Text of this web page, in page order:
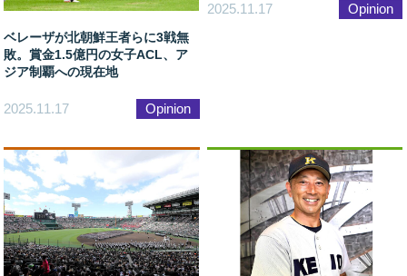
ベレーザが北朝鮮王者らに3戦無
敗。賞金1.5億円の女子ACL、ア
ジア制覇への現在地
2025.11.17 Opinion
2025.11.17 Opinion